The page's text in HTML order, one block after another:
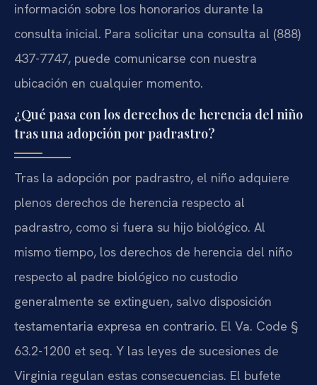
información sobre los honorarios durante la
consulta inicial. Para solicitar una consulta al (888)
437-7747, puede comunicarse con nuestra
ubicación en cualquier momento.
¿Qué pasa con los derechos de herencia del niño
tras una adopción por padrastro?
Tras la adopción por padrastro, el niño adquiere
plenos derechos de herencia respecto al
padrastro, como si fuera su hijo biológico. Al
mismo tiempo, los derechos de herencia del niño
respecto al padre biológico no custodio
generalmente se extinguen, salvo disposición
testamentaria expresa en contrario. El Va. Code §
63.2-1200 et seq. Y las leyes de sucesiones de
Virginia regulan estas consecuencias. El bufete